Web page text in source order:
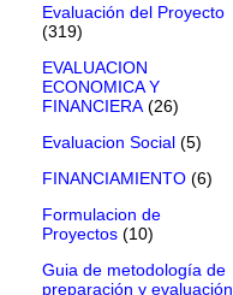
Evaluación del Proyecto
(319)
EVALUACION
ECONOMICA Y
FINANCIERA (26)
Evaluacion Social (5)
FINANCIAMIENTO (6)
Formulacion de
Proyectos (10)
Guia de metodología de
preparación y evaluación